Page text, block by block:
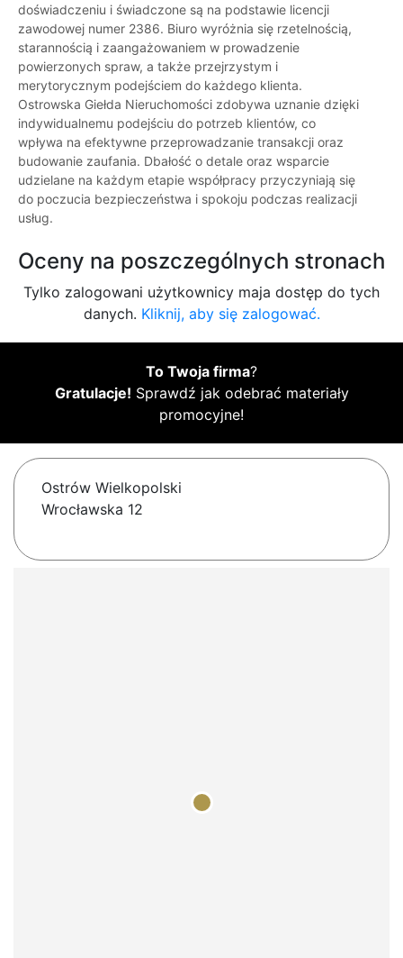
doświadczeniu i świadczone są na podstawie licencji
zawodowej numer 2386. Biuro wyróżnia się rzetelnością,
starannością i zaangażowaniem w prowadzenie
powierzonych spraw, a także przejrzystym i
merytorycznym podejściem do każdego klienta.
Ostrowska Giełda Nieruchomości zdobywa uznanie dzięki
indywidualnemu podejściu do potrzeb klientów, co
wpływa na efektywne przeprowadzanie transakcji oraz
budowanie zaufania. Dbałość o detale oraz wsparcie
udzielane na każdym etapie współpracy przyczyniają się
do poczucia bezpieczeństwa i spokoju podczas realizacji
usług.
Oceny na poszczególnych stronach
Tylko zalogowani użytkownicy maja dostęp do tych
danych. Kliknij, aby się zalogować.
To Twoja firma?
Gratulacje! Sprawdź jak odebrać materiały
promocyjne!
Ostrów Wielkopolski
Wrocławska 12